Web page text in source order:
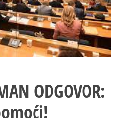
ODGOVOR: